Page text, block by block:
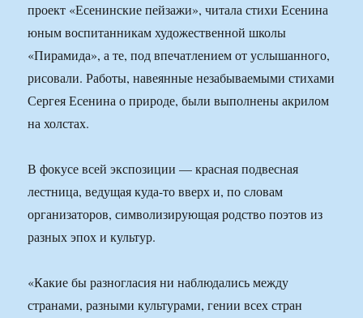
проект «Есенинские пейзажи», читала стихи Есенина
юным воспитанникам художественной школы
«Пирамида», а те, под впечатлением от услышанного,
рисовали. Работы, навеянные незабываемыми стихами
Сергея Есенина о природе, были выполнены акрилом
на холстах.
В фокусе всей экспозиции — красная подвесная
лестница, ведущая куда-то вверх и, по словам
организаторов, символизирующая родство поэтов из
разных эпох и культур.
«Какие бы разногласия ни наблюдались между
странами, разными культурами, гении всех стран